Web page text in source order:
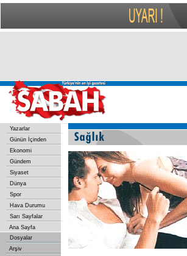
Yazarlar
Günün İçinden
Ekonomi
Gündem
Siyaset
Dünya
Spor
Hava Durumu
Sarı Sayfalar
Ana Sayfa
Dosyalar
Arşiv